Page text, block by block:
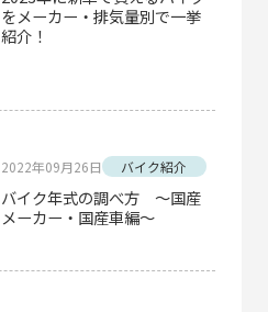
をメーカー・排気量別で一挙
紹介！
2022年09月26日 バイク紹介
バイク年式の調べ方 ～国産
メーカー・国産車編～